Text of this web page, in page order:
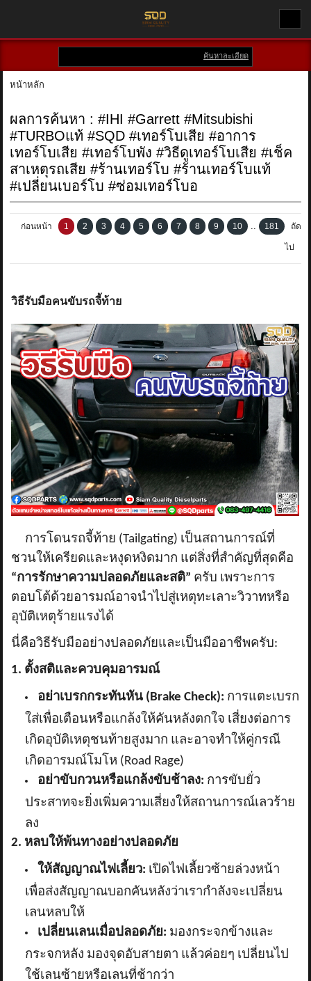
หน้าหลัก
สินค้า
รีวิวลูกค้า
รีวิวลูกค้า2
RETURN AND REFUND POLICY
ค้นหาละเอียด
หน้าหลัก
ผลการค้นหา : #IHI #Garrett #Mitsubishi
#TURBOแท้ #SQD #เทอร์โบเสีย #อาการ
เทอร์โบเสีย #เทอร์โบพัง #วิธีดูเทอร์โบเสีย #เช็ค
สาเหตุรถเสีย #ร้านเทอร์โบ #ร้านเทอร์โบแท้
#เปลี่ยนเบอร์โบ #ซ่อมเทอร์โบอ
ก่อนหน้า 1 2 3 4 5 6 7 8 9 10 .. 181 ถัด
ไป
วิธีรับมือคนขับรถจี้ท้าย
การโดนรถจี้ท้าย (Tailgating) เป็นสถานการณ์ที่
ชวนให้เครียดและหงุดหงิดมาก แต่สิ่งที่สำคัญที่สุดคือ
“การรักษาความปลอดภัยและสติ” ครับ เพราะการ
ตอบโต้ด้วยอารมณ์อาจนำไปสู่เหตุทะเลาะวิวาทหรือ
อุบัติเหตุร้ายแรงได้
นี่คือวิธีรับมืออย่างปลอดภัยและเป็นมืออาชีพครับ:
1. ตั้งสติและควบคุมอารมณ์
อย่าเบรกกระทันหัน (Brake Check): การแตะเบรก
ใส่เพื่อเตือนหรือแกล้งให้คันหลังตกใจ เสี่ยงต่อการ
เกิดอุบัติเหตุชนท้ายสูงมาก และอาจทำให้คู่กรณี
เกิดอารมณ์โมโห (Road Rage)
อย่าขับกวนหรือแกล้งขับช้าลง: การขับยั่ว
ประสาทจะยิ่งเพิ่มความเสี่ยงให้สถานการณ์เลวร้าย
ลง
2. หลบให้พ้นทางอย่างปลอดภัย
ให้สัญญาณไฟเลี้ยว: เปิดไฟเลี้ยวซ้ายล่วงหน้า
เพื่อส่งสัญญาณบอกคันหลังว่าเรากำลังจะเปลี่ยน
เลนหลบให้
เปลี่ยนเลนเมื่อปลอดภัย: มองกระจกข้างและ
กระจกหลัง มองจุดอับสายตา แล้วค่อยๆ เปลี่ยนไป
ใช้เลนซ้ายหรือเลนที่ช้ากว่า